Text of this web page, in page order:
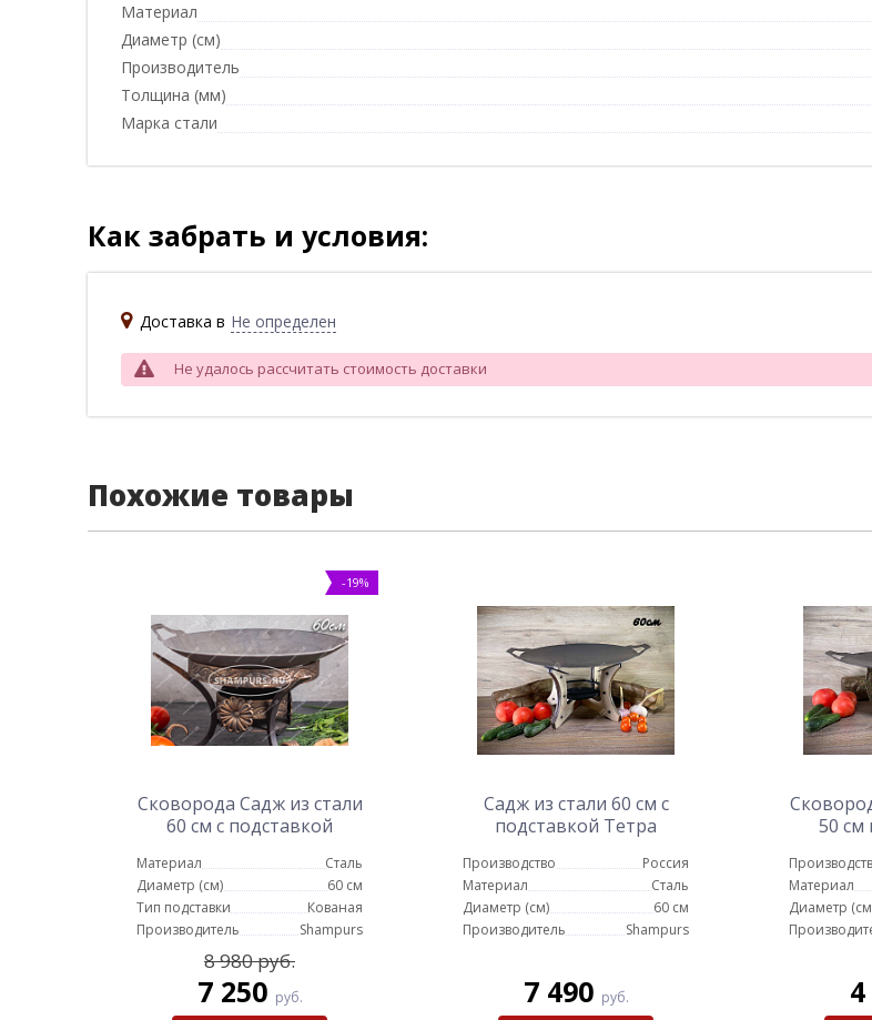
Материал
Диаметр (см)
Производитель
Толщина (мм)
Марка стали
Как забрать и условия:
Доставка в Не определен
Не удалось рассчитать стоимость доставки
Похожие товары
-19%
Сковорода Садж из стали
60 см с подставкой
Материал
Сталь
Диаметр (см)
60 см
Тип подставки
Кованая
Производитель
Shampurs
8 980 руб.
7 250 руб.
Садж из стали 60 см с
подставкой Тетра
Производство
Россия
Материал
Сталь
Диаметр (см)
60 см
Производитель
Shampurs
7 490 руб.
50 см
Материал
Диаметр